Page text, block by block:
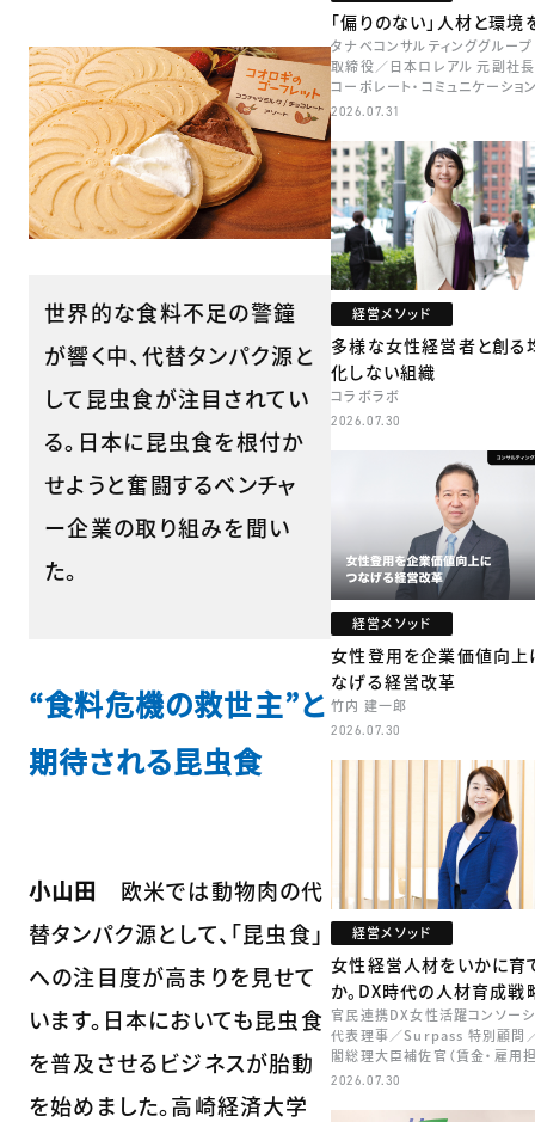
世界的な食料不足の警鐘
が響く中、代替タンパク源と
して昆虫食が注目されてい
る。日本に昆虫食を根付か
せようと奮闘するベンチャ
ー企業の取り組みを聞い
た。
“食料危機の救世主”と
期待される昆虫食
小山田
欧米では動物肉の代
替タンパク源として、「昆虫食」
への注目度が高まりを見せて
います。日本においても昆虫食
を普及させるビジネスが胎動
を始めました。高崎経済大学
「偏りのない」人材と環境
タナベコンサルティンググルー
取締役／日本ロレアル 元副社
コーポレート・コミュニケーショ
本部長／キャリアコンサルタン
2026.07.31
経営メソッド
多様な女性経営者と創る
化しない組織
コラボラボ
2026.07.30
経営メソッド
女性登用を企業価値向上
なげる経営改革
竹内 建一郎
2026.07.30
経営メソッド
女性経営人材をいかに育
か。DX時代の人材育成戦
官民連携DX女性活躍コンソー
代表理事／Surpass 特別顧問
閣総理大臣補佐官（賃金・雇用
矢田 稚子
2026.07.30